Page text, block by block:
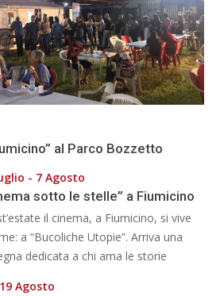
al Parco Bozzetto
- 7 Agosto
sotto le stelle” a Fiumicino
il cinema, a Fiumicino, si vive
a “Bucoliche Utopie”. Arriva una
dedicata a chi ama le storie
Agosto